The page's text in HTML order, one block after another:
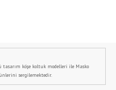
tasarım köşe koltuk modelleri ile Masko
sergilemektedir.